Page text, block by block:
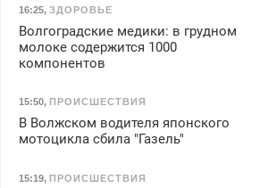
16:25, ЗДОРОВЬЕ
Волгоградские медики: в грудном
молоке содержится 1000
компонентов
15:50, ПРОИСШЕСТВИЯ
В Волжском водителя японского
мотоцикла сбила "Газель"
15:19, ПРОИСШЕСТВИЯ